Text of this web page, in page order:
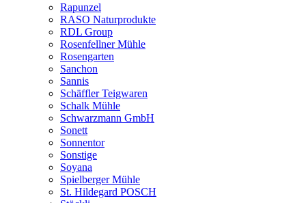
Rapunzel
RASO Naturprodukte
RDL Group
Rosenfellner Mühle
Rosengarten
Sanchon
Sannis
Schäffler Teigwaren
Schalk Mühle
Schwarzmann GmbH
Sonett
Sonnentor
Sonstige
Soyana
Spielberger Mühle
St. Hildegard POSCH